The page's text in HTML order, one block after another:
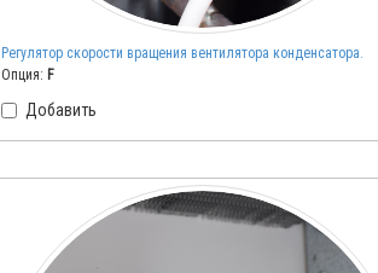
Регулятор скорости вращения вентилятора конденсатора.
Опция: F
Добавить